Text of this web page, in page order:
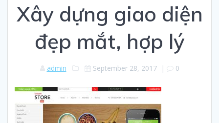
Xây dựng giao diện
đẹp mắt, hợp lý
admin September 28, 2017| 0